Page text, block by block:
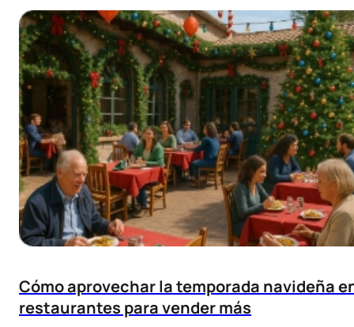
Cómo aprovechar la temporada navideña
restaurantes para vender más